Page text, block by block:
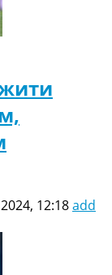
12:18add